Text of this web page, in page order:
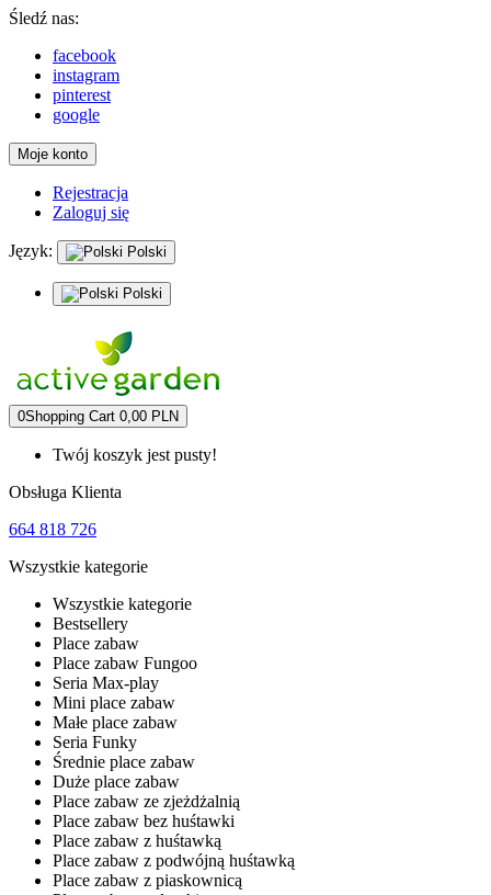
Śledź nas:
facebook
instagram
pinterest
google
Moje konto
Rejestracja
Zaloguj się
Język: Polski
Polski
0Shopping Cart 0,00 PLN
Twój koszyk jest pusty!
Obsługa Klienta
664 818 726
Wszystkie kategorie
Wszystkie kategorie
Bestsellery
Place zabaw
Place zabaw Fungoo
Seria Max-play
Mini place zabaw
Małe place zabaw
Seria Funky
Średnie place zabaw
Duże place zabaw
Place zabaw ze zjeżdżalnią
Place zabaw bez huśtawki
Place zabaw z huśtawką
Place zabaw z podwójną huśtawką
Place zabaw z piaskownicą